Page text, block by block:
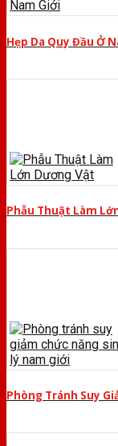
Hẹp Da Quy Đầu Ở
Phẫu Thuật Làm
Phòng Tránh Suy